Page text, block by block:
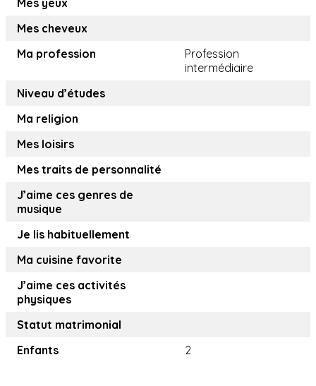
Mes yeux
Mes cheveux
Ma profession
Profession
intermédiaire
Niveau d’études
Ma religion
Mes loisirs
Mes traits de personnalité
J’aime ces genres de
musique
Je lis habituellement
Ma cuisine favorite
J’aime ces activités
physiques
Statut matrimonial
Enfants
2